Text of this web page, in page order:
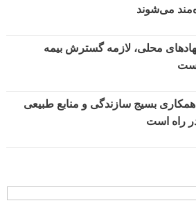
می‌شوند
محلی، لازمه گسترش بیمه
همکاری بسیج سازندگی و منابع طبیعی
راه است